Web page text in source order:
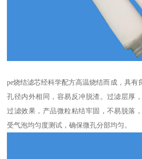
pe烧结滤芯经科学配方高温烧结而成，具有
孔径内外相同，容易反冲脱渣。过滤层厚
过滤效果，产品微粒粘结牢固，不易脱落
受气泡均匀度测试，确保微孔分部均匀。